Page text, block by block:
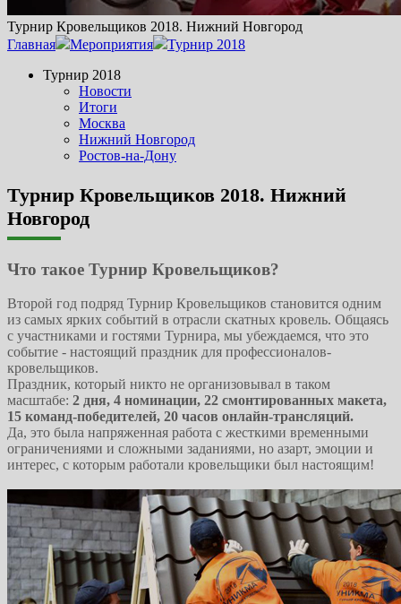
Турнир Кровельщиков 2018. Нижний Новгород
Главная
Мероприятия
Турнир 2018
Турнир 2018
Новости
Итоги
Москва
Нижний Новгород
Ростов-на-Дону
Турнир Кровельщиков 2018. Нижний
Новгород
Что такое Турнир Кровельщиков?
Второй год подряд Турнир Кровельщиков становится одним
из самых ярких событий в отрасли скатных кровель. Общаясь
с участниками и гостями Турнира, мы убеждаемся, что это
событие - настоящий праздник для профессионалов-
кровельщиков.
Праздник, который никто не организовывал в таком
масштабе: 2 дня, 4 номинации, 22 смонтированных макета,
15 команд-победителей, 20 часов онлайн-трансляций.
Да, это была напряженная работа с жесткими временными
ограничениями и сложными заданиями, но азарт, эмоции и
интерес, с которым работали кровельщики был настоящим!